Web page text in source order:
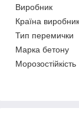
Виробник
Країна виробник
Тип перемички
Марка бетону
Морозостійкість